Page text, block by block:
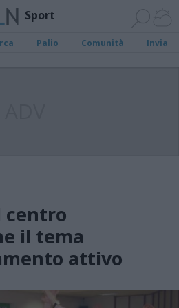
Sport
Palio Comunità Invia
centro
il tema
attivo